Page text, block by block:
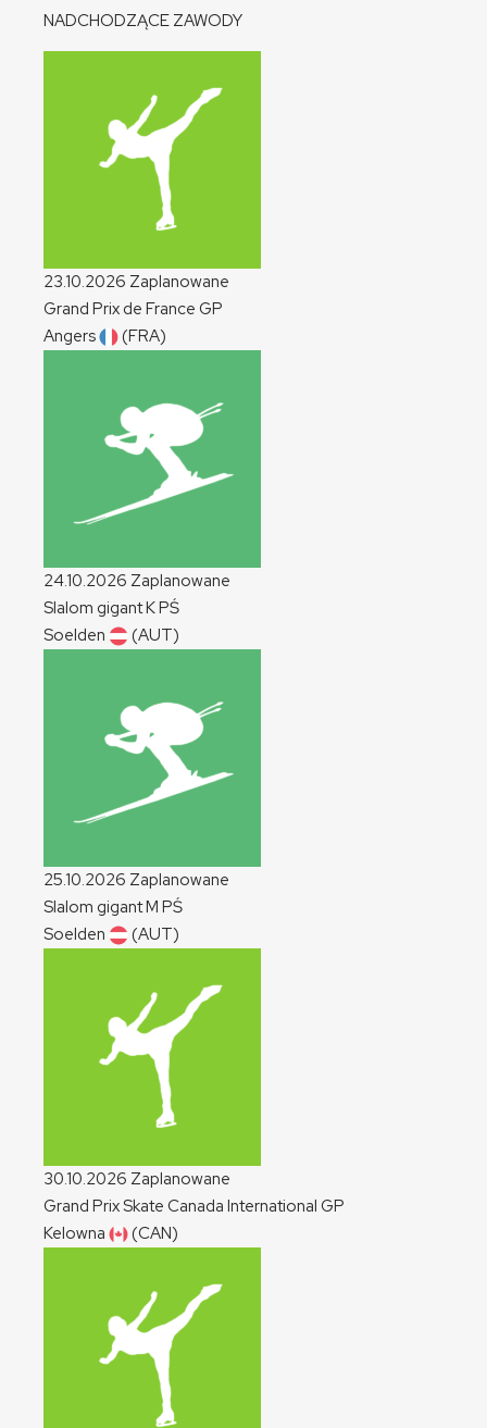
NADCHODZĄCE ZAWODY
23.10.2026 Zaplanowane
Grand Prix de France GP
Angers
(FRA)
24.10.2026 Zaplanowane
Slalom gigantKPŚ
Soelden
(AUT)
25.10.2026 Zaplanowane
Slalom gigantM PŚ
Soelden
(AUT)
30.10.2026 Zaplanowane
Grand Prix Skate Canada International GP
Kelowna
(CAN)